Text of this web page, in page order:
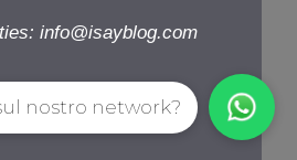
info@isayblog.com
nostro network?